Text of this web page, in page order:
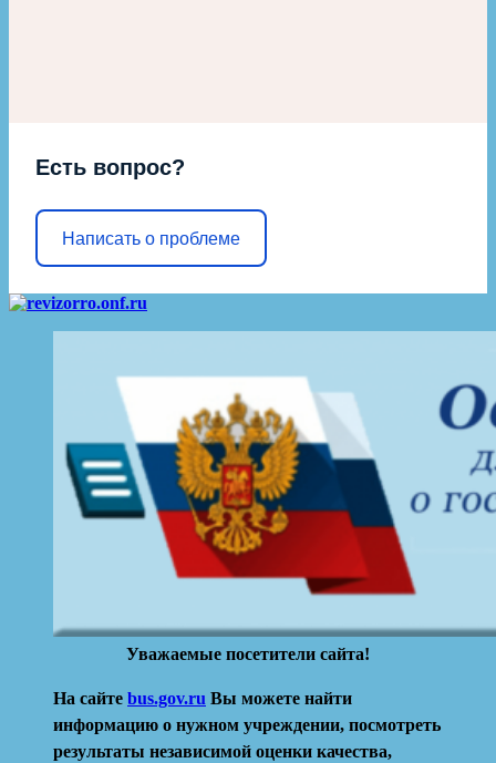
Есть вопрос?
Написать о проблеме
Уважаемые посетители сайта!
На сайте bus.gov.ru Вы можете найти
информацию о нужном учреждении, посмотреть
результаты независимой оценки качества,